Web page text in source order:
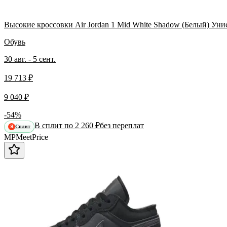
Высокие кроссовки Air Jordan 1 Mid White Shadow (Белый)
Обувь
30 авг. - 5 сент.
19 713 ₽
9 040 ₽
-54%
Я Сплит В сплит по 2 260 ₽без переплат
MPMeetPrice